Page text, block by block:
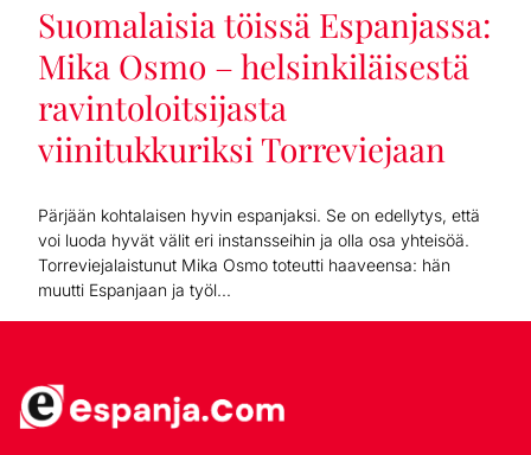
Suomalaisia töissä Espanjassa:
Mika Osmo – helsinkiläisestä
ravintoloitsijasta
viinitukkuriksi Torreviejaan
Pärjään kohtalaisen hyvin espanjaksi. Se on edellytys, että
voi luoda hyvät välit eri instansseihin ja olla osa yhteisöä.
Torreviejalaistunut Mika Osmo toteutti haaveensa: hän
muutti Espanjaan ja työl...